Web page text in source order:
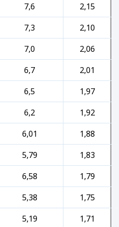
7,6
2,15
7,3
2,10
7,0
2,06
6,7
2,01
6,5
1,97
6,2
1,92
6,01
1,88
5,79
1,83
6,58
1,79
5,38
1,75
5,19
1,71